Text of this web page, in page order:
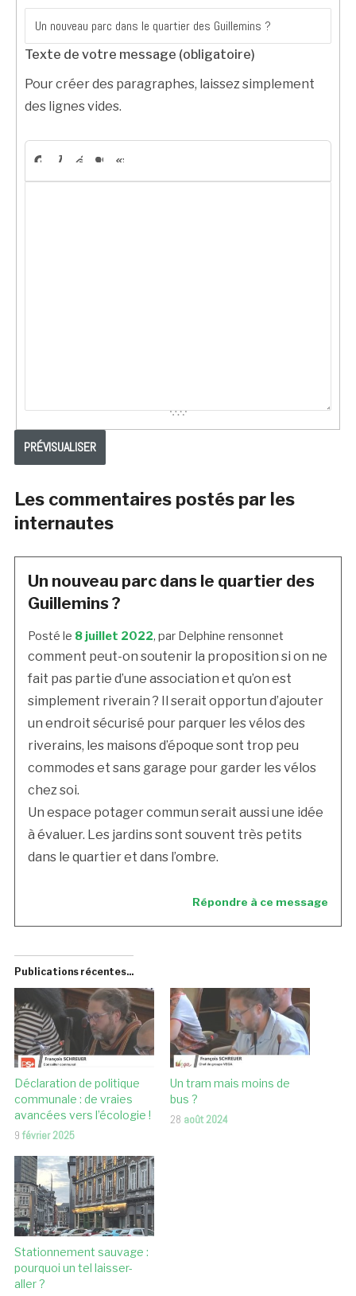
Texte de votre message (obligatoire)
Pour créer des paragraphes, laissez simplement
des lignes vides.
Les commentaires postés par les
internautes
Un nouveau parc dans le quartier des
Guillemins ?
Posté le 8 juillet 2022, par Delphine rensonnet
comment peut-on soutenir la proposition si on ne
fait pas partie d’une association et qu’on est
simplement riverain ? Il serait opportun d’ajouter
un endroit sécurisé pour parquer les vélos des
riverains, les maisons d’époque sont trop peu
commodes et sans garage pour garder les vélos
chez soi.
Un espace potager commun serait aussi une idée
à évaluer. Les jardins sont souvent très petits
dans le quartier et dans l’ombre.
Répondre à ce message
Publications récentes...
Déclaration de politique
communale : de vraies
avancées vers l’écologie !
9 février 2025
Un tram mais moins de
bus ?
28 août 2024
Stationnement sauvage :
pourquoi un tel laisser-
aller ?